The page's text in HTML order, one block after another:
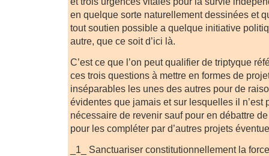
en quelque sorte naturellement dessinées et
tout soutien possible a quelque initiative
autre, que ce soit d’ici là.
C’est ce que l’on peut qualifier de triptyque
ces trois questions à mettre en formes de
inséparables les unes des autres pour de
évidentes que jamais et sur lesquelles il n’est
nécessaire de revenir sauf pour en débattre
pour les compléter par d’autres projets
_1_ Sanctuariser constitutionnellement la